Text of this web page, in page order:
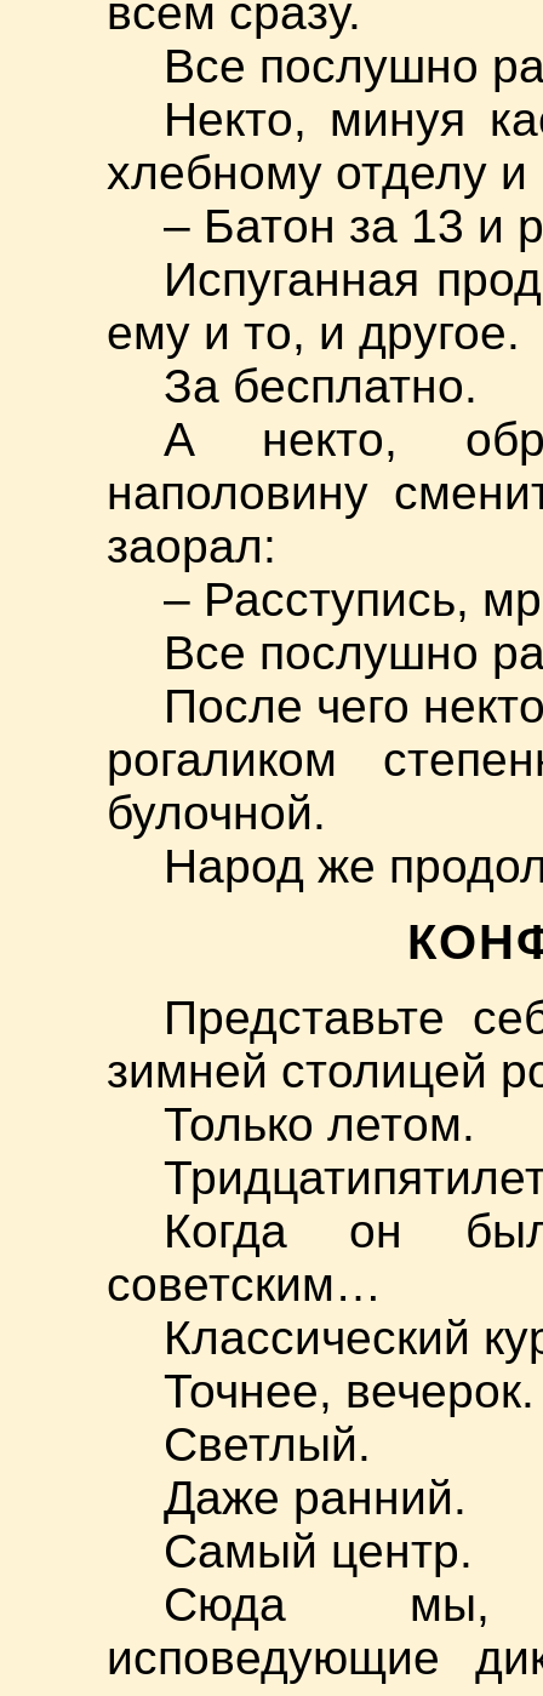
всем сразу.
Все послушно
Некто, минуя
хлебному отделу
– Батон за 13 и
Испуганная
ему и то, и другое.
За бесплатно.
А некто,
наполовину
заорал:
– Расступись,
Все послушно
После чего
рогаликом
булочной.
Народ же
Представьте
зимней столицей
Только летом.
Когда он
советским…
Классический
Точнее, вечерок.
Светлый.
Даже ранний.
Самый центр.
Сюда мы,
исповедующие